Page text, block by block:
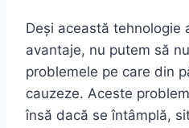
Deși această tehnologie
avantaje, nu putem să
problemele pe care din
cauzeze. Aceste
însă dacă se întâmplă,